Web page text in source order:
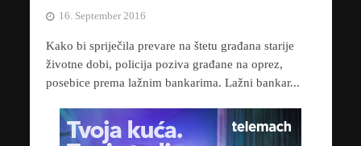
16. September 2016
Kako bi spriječila prevare na štetu građana starije
životne dobi, policija poziva građane na oprez,
posebice prema lažnim bankarima. Lažni bankar...